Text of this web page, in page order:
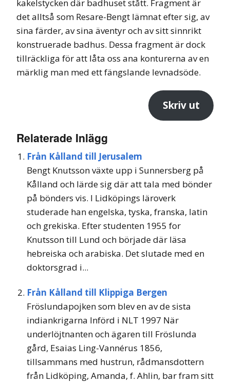
kakelstycken där badhuset stått. Fragment är
det alltså som Resare-Bengt lämnat efter sig, av
sina färder, av sina äventyr och av sitt sinnrikt
konstruerade badhus. Dessa fragment är dock
tillräckliga för att låta oss ana konturerna av en
märklig man med ett fängslande levnadsöde.
Skriv ut
Relaterade Inlägg
Från Kålland till Jerusalem
Bengt Knutsson växte upp i Sunnersberg på
Kålland och lärde sig där att tala med bönder
på bönders vis. I Lidköpings läroverk
studerade han engelska, tyska, franska, latin
och grekiska. Efter studenten 1955 for
Knutsson till Lund och började där läsa
hebreiska och arabiska. Det slutade med en
doktorsgrad i...
Från Kålland till Klippiga Bergen
Fröslundapojken som blev en av de sista
indiankrigarna Införd i NLT 1997 När
underlöjtnanten och ägaren till Fröslunda
gård, Esaias Ling-Vannérus 1856,
tillsammans med hustrun, rådmansdottern
från Lidköping, Amanda, f. Ahlin, bar fram sitt